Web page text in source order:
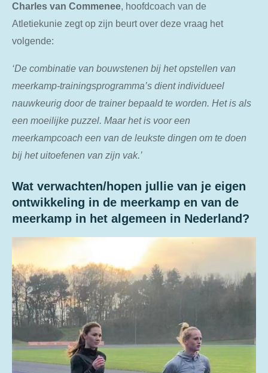
Charles van Commenee, hoofdcoach van de
Atletiekunie zegt op zijn beurt over deze vraag het
volgende:
‘De combinatie van bouwstenen bij het opstellen van
meerkamp-trainingsprogramma’s dient individueel
nauwkeurig door de trainer bepaald te worden. Het is als
een moeilijke puzzel. Maar het is voor een
meerkampcoach een van de leukste dingen om te doen
bij het uitoefenen van zijn vak.’
Wat verwachten/hopen jullie van je eigen
ontwikkeling in de meerkamp en van de
meerkamp in het algemeen in Nederland?